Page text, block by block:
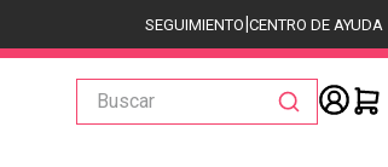
SEGUIMIENTO|CENTRO DE AYUDA
Buscar